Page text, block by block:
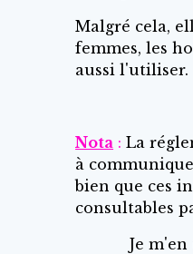
Malgré cela,
femmes, les
aussi l'utiliser.
Nota : La
à
bien que ces
consultables
Je m'en